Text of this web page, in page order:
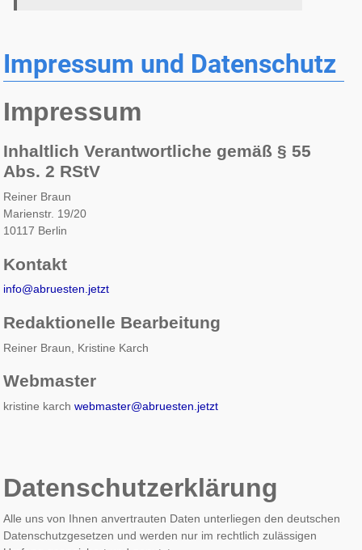
Impressum und Datenschutz
Impressum
Inhaltlich Verantwortliche gemäß § 55
Abs. 2 RStV
Reiner Braun
Marienstr. 19/20
10117 Berlin
Kontakt
info@abruesten.jetzt
Redaktionelle Bearbeitung
Reiner Braun, Kristine Karch
Webmaster
kristine karchwebmaster@abruesten.jetzt
Datenschutzerklärung
Alle uns von Ihnen anvertrauten Daten unterliegen den deutschen
Datenschutzgesetzen und werden nur im rechtlich zulässigen